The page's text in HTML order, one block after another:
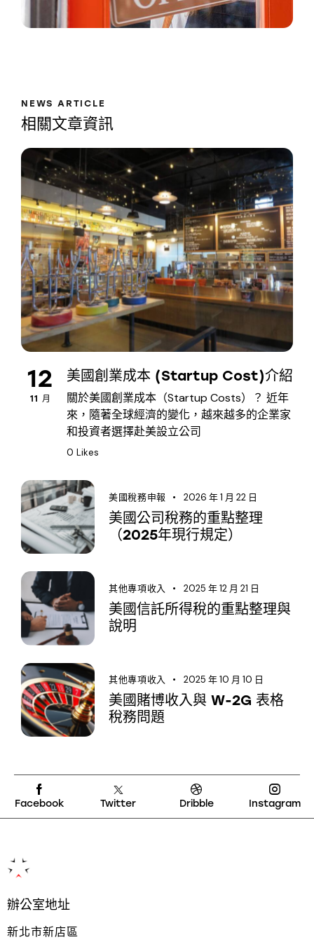
NEWS ARTICLE
相關文章資訊
美國公司設立
12
11 月
美國創業成本 (Startup Cost)介紹
關於美國創業成本（Startup Costs）？ 近年
來，隨著全球經濟的變化，越來越多的企業家
和投資者選擇赴美設立公司
0 Likes
美國稅務申報 2026 年 1 月 22 日
美國公司稅務的重點整理
（2025年現行規定）
其他專項收入 2025 年 12 月 21 日
美國信託所得稅的重點整理與
說明
其他專項收入 2025 年 10 月 10 日
美國賭博收入與 W-2G 表格
稅務問題
Facebook Twitter Dribble Instagram
辦公室地址
新北市新店區